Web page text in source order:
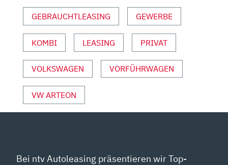
UND
SPORT“
YOUTUBE
ANZEIGEN
GEBRAUCHTLEASING GEWERBE
KOMBI LEASING PRIVAT
VOLKSWAGEN VORFÜHRWAGEN
VW ARTEON
Bei ntv Autoleasing präsentieren wir Top-